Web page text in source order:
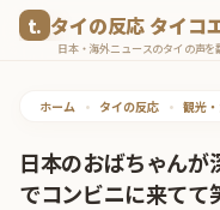
タイの反応 タイコ
日本・海外ニュースのタイの声を
ホーム • タイの反応 • 観光
日本のおばちゃんが
でコンビニに来てて